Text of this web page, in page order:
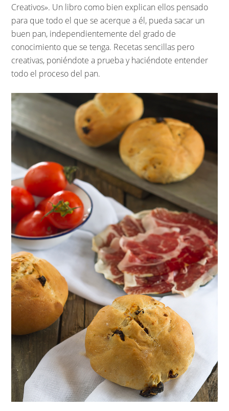
Creativos». Un libro como bien explican ellos pensado
para que todo el que se acerque a él, pueda sacar un
buen pan, independientemente del grado de
conocimiento que se tenga. Recetas sencillas pero
creativas, poniéndote a prueba y haciéndote entender
todo el proceso del pan.